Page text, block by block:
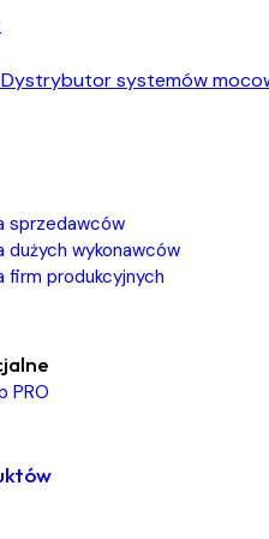
sprzedawców
dużych wykonawców
firm produkcyjnych
PRO